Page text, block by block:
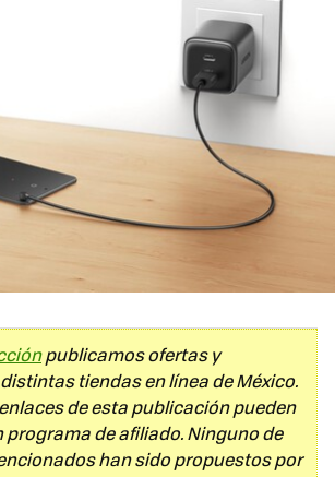
publicamos ofertas y
tiendas en línea de México.
de esta publicación pueden
programa de afiliado. Ninguno de
han sido propuestos por